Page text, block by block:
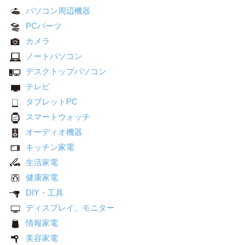
パソコン周辺機器
PCパーツ
カメラ
ノートパソコン
デスクトップパソコン
テレビ
タブレットPC
スマートウォッチ
オーディオ機器
キッチン家電
生活家電
健康家電
DIY・工具
ディスプレイ、モニター
情報家電
美容家電